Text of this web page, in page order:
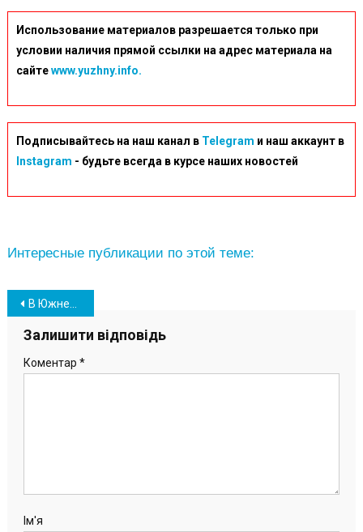
Использование материалов разрешается только при
условии наличия прямой ссылки на адрес материала на
сайтеwww.yuzhny.info.
Подписывайтесь на наш канал в Telegram и наш аккаунт в
Instagram - будьте всегда в курсе наших новостей
Интересные публикации по этой теме:
Навігація
записів
В Южненській міськраді змінили голів депутатських комісій
Залишити відповідь
Коментар *
Ім'я